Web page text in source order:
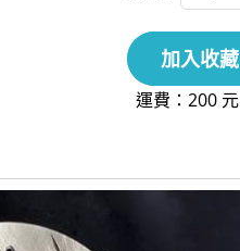
加入收藏
運費：200 元